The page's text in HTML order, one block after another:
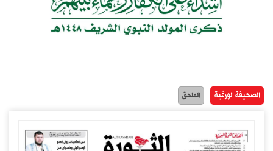
الصحيفة الورقية الملحق